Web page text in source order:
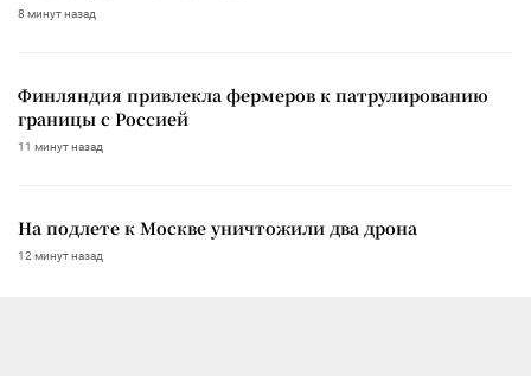
8 минут назад
Финляндия привлекла фермеров к патрулированию
границы с Россией
11 минут назад
На подлете к Москве уничтожили два дрона
12 минут назад